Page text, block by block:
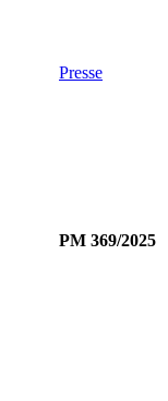
Presse
PM 369/2025